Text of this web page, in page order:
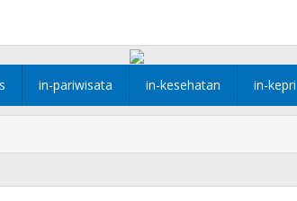
in-pariwisata in-kesehatan in-kepri